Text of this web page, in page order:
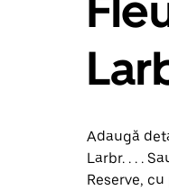
Adaugă
Larbr. . . .
Reserve,